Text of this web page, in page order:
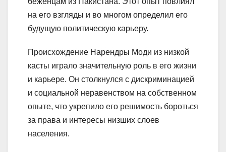
на его взгляды и во многом определил его
будущую политическую карьеру.
Происхождение Нарендры Моди из низкой
касты играло значительную роль в его жизни
и карьере. Он столкнулся с дискриминацией
и социальной неравенством на собственном
опыте, что укрепило его решимость бороться
за права и интересы низших слоев
населения.